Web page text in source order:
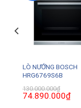
LÒ NƯỚNG BOSCH
HRG6769S6B
130.000.000₫
Giá
gốc
74.890.000₫Giá
hiện